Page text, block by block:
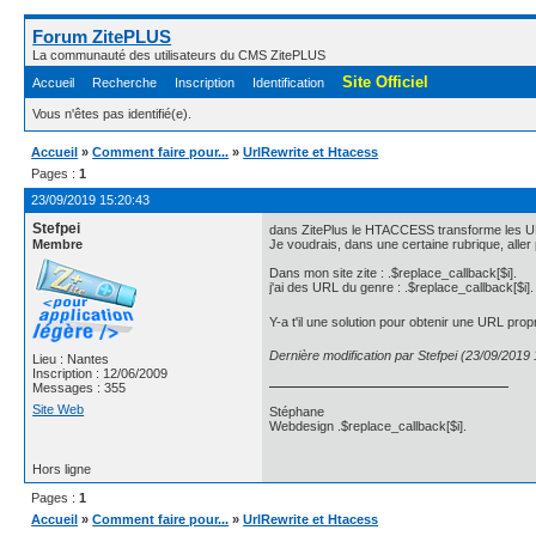
Forum ZitePLUS
La communauté des utilisateurs du CMS ZitePLUS
Accueil
Recherche Inscription Identification Site Officiel
Vous n'êtes pas identifié(e).
Accueil »Comment faire pour... »UrlRewrite et Htacess
Pages :1
23/09/2019 15:20:43
Stefpei
Membre
Lieu : Nantes
Inscription : 12/06/2009
Messages : 355
Site Web
dans ZitePlus le HTACCESS transforme les
Je voudrais, dans une certaine rubrique, aller
Dans mon site zite : .$replace_callback[$i].
j'ai des URL du genre :
Y-a t'il une solution pour obtenir une URL
Dernière modification par Stefpei (23/09/2019
Stéphane
Webdesign .$replace_callback[$i].
Hors ligne
Pages :1
Accueil »Comment faire pour... »UrlRewrite et Htacess